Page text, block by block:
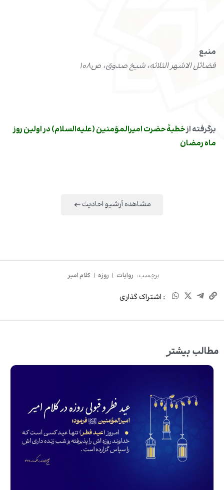
منبع
فضائل الاشهر الثلاثه، شیخ صدوق، ص108
برگرفته ازخطبۀ حضرت امیرالمؤمنین (علیه‌السلام) در اولین روز
ماه رمضان
مشاهده آرشیو احادیث
برچسب: روایات | روزه | کلام امیر
: اشتراک گذاری
مطالب بیشتر